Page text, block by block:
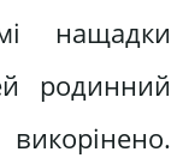
нащадки
родинний